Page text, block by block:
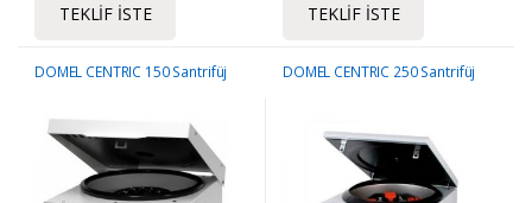
TEKLIF İSTE TEKLIF İSTE
DOMEL CENTRIC 150 Santrifüj DOMEL CENTRIC 250 Santrifüj